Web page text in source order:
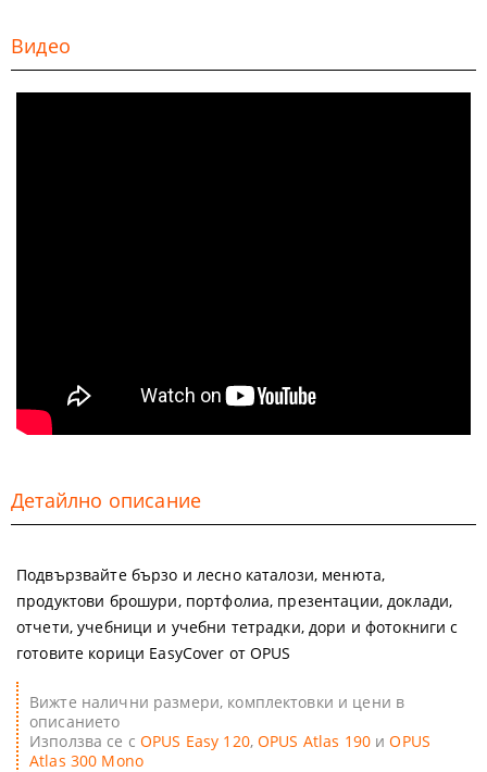
Видео
Детайлно описание
Подвързвайте бързо и лесно каталози, менюта,
продуктови брошури, портфолиа, презентации, доклади,
отчети, учебници и учебни тетрадки, дори и фотокниги с
готовите корици EasyCover от OPUS
Вижте налични размери, комплектовки и цени в
описанието
Използва се с OPUS Easy 120,OPUS Atlas 190 иOPUS
Atlas 300 Mono